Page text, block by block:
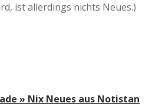
ist allerdings nichts Neues.)
» Nix Neues aus Notistan